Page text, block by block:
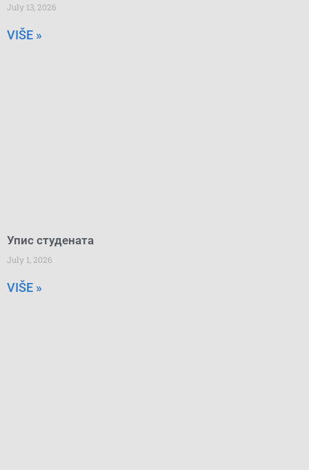
July 13, 2026
VIŠE »
Упис студената
July 1, 2026
VIŠE »